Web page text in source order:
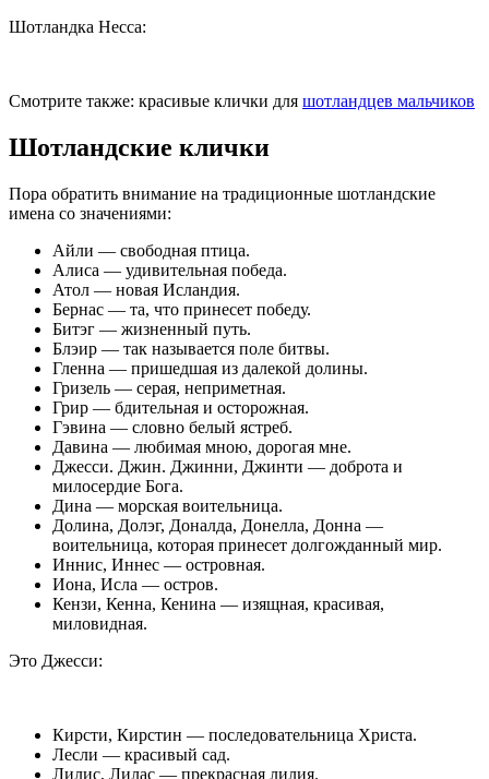
Шотландка Несса:
Смотрите также: красивые клички для шотландцев мальчиков
Шотландские клички
Пора обратить внимание на традиционные шотландские
имена со значениями:
Айли — свободная птица.
Алиса — удивительная победа.
Атол — новая Исландия.
Бернас — та, что принесет победу.
Битэг — жизненный путь.
Блэир — так называется поле битвы.
Гленна — пришедшая из далекой долины.
Гризель — серая, неприметная.
Грир — бдительная и осторожная.
Гэвина — словно белый ястреб.
Давина — любимая мною, дорогая мне.
Джесси. Джин. Джинни, Джинти — доброта и
милосердие Бога.
Дина — морская воительница.
Долина, Долэг, Доналда, Донелла, Донна —
воительница, которая принесет долгожданный мир.
Иннис, Иннес — островная.
Иона, Исла — остров.
Кензи, Кенна, Кенина — изящная, красивая,
миловидная.
Это Джесси:
Кирсти, Кирстин — последовательница Христа.
Лесли — красивый сад.
Лилис, Лилас — прекрасная лилия.